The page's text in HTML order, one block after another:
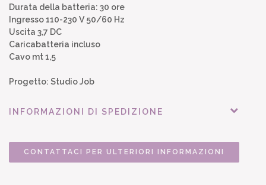
Durata della batteria: 30 ore
Ingresso 110-230 V 50/60 Hz
Uscita 3,7 DC
Caricabatteria incluso
Cavo mt 1,5
Progetto: Studio Job
INFORMAZIONI DI SPEDIZIONE
CONTATTACI PER ULTERIORI INFORMAZIONI